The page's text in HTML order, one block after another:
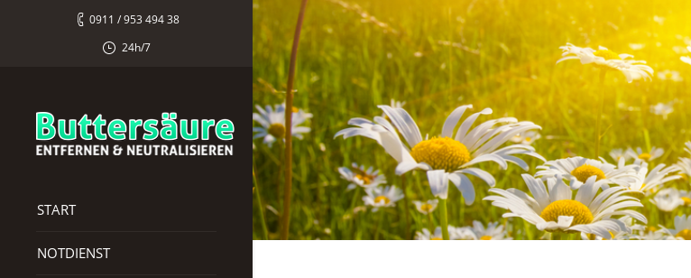
0911 / 953 494 38
24h/7
START
NOTDIENST